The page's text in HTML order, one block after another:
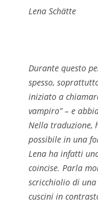
Lena Schätte
Durante questo
spesso,
iniziato a
vampiro” – e
Nella traduzione,
possibile in una
Lena ha infatti
coincise. Parla
scricchiolio di una
cuscini in